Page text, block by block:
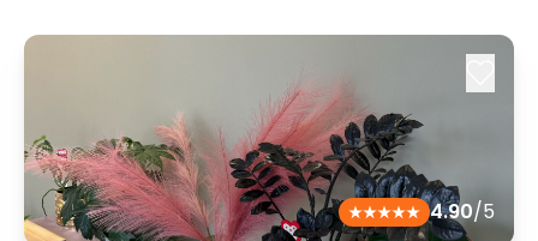
4.90/5